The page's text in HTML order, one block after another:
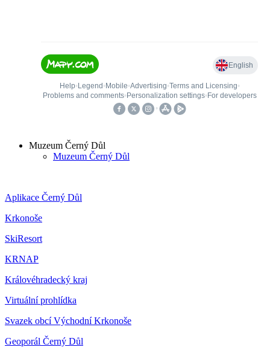
Muzeum Černý Důl
Muzeum Černý Důl
Aplikace Černý Důl
Krkonoše
SkiResort
KRNAP
Královéhradecký kraj
Virtuální prohlídka
Svazek obcí Východní Krkonoše
Geoporál Černý Důl